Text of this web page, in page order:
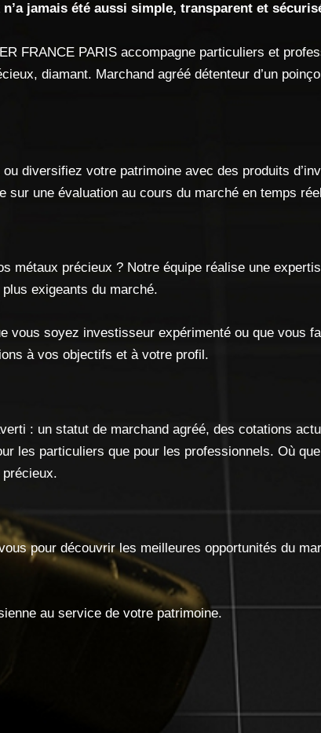
jamais été aussi simple, transparent et
FRANCE PARIS accompagne particuliers et
diamant. Marchand agréé détenteur d’un
diversifiez votre patrimoine avec des produits
sur une évaluation au cours du marché en temps
métaux précieux ? Notre équipe réalise une
exigeants du marché.
vous soyez investisseur expérimenté ou que vous
à vos objectifs et à votre profil.
: un statut de marchand agréé, des cotations
les particuliers que pour les professionnels. Où
pour découvrir les meilleures opportunités du
au service de votre patrimoine.